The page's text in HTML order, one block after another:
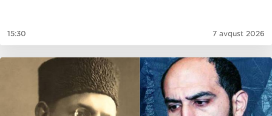
15:30 7 avqust 2026